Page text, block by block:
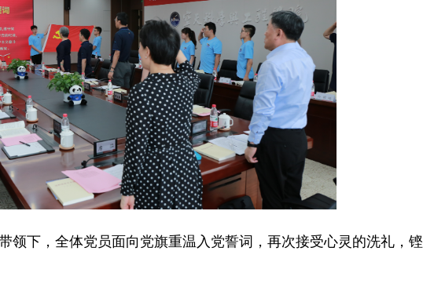
领下，全体党员面向党旗重温入党誓词，再次接受心灵的洗礼，铿